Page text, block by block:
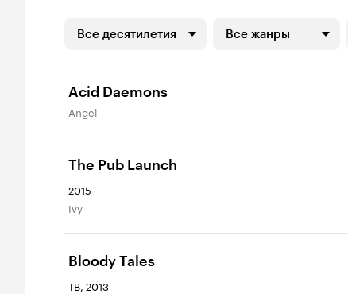
Все десятилетия Все жанры
Acid Daemons
Angel
The Pub Launch
2015
Ivy
Bloody Tales
ТВ, 2013